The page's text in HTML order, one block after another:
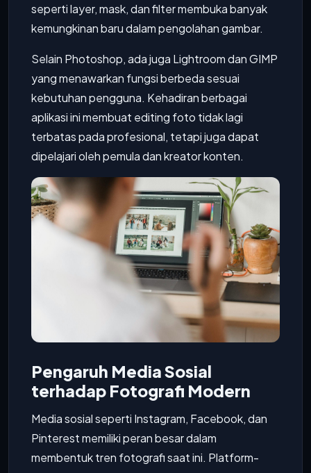
seperti layer, mask, dan filter membuka banyak
kemungkinan baru dalam pengolahan gambar.
Selain Photoshop, ada juga Lightroom dan GIMP
yang menawarkan fungsi berbeda sesuai
kebutuhan pengguna. Kehadiran berbagai
aplikasi ini membuat editing foto tidak lagi
terbatas pada profesional, tetapi juga dapat
dipelajari oleh pemula dan kreator konten.
Pengaruh Media Sosial
terhadap Fotografi Modern
Media sosial seperti Instagram, Facebook, dan
Pinterest memiliki peran besar dalam
membentuk tren fotografi saat ini. Platform-